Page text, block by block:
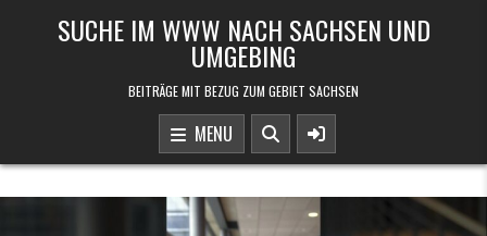
SUCHE IM WWW NACH SACHSEN UND
UMGEBING
BEITRÄGE MIT BEZUG ZUM GEBIET SACHSEN
MENU